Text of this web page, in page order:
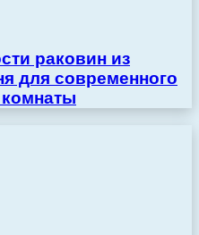
раковин из
для современного